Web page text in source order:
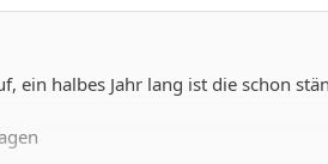
ein halbes Jahr lang ist die schon